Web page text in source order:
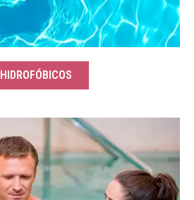
HIDROFÓBICOS